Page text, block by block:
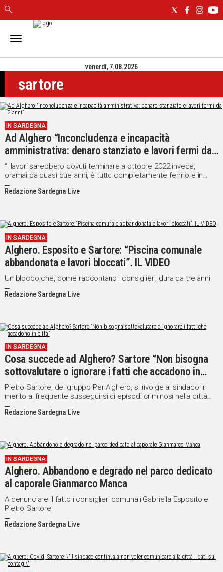
IN
CAGLIARI
SASSARI
NUORO
ORISTANO
SULCIS
GALLURA
OGLIASTRA
CAMPIDANO
POLITICA
IN
ITALIA
NEL
MONDO
SPORT
EVENTI
VIDEO
Vai
UNISCITI
Social
venerdì, 7.08.2026
sartore
IN SARDEGNA
Ad Alghero “Inconcludenza e incapacità
amministrativa: denaro stanziato e lavori fermi da
2 anni”
“I lavori sarebbero dovuti terminare a ottobre 2022 invece,
oramai da quasi due anni, è tutto completamente fermo e in
abbandono.”
Redazione Sardegna Live
IN SARDEGNA
Alghero. Esposito e Sartore: “Piscina comunale
abbandonata e lavori bloccati”. IL VIDEO
Un blocco che, come raccontano i consiglieri, dura da tre anni
Redazione Sardegna Live
IN SARDEGNA
Cosa succede ad Alghero? Sartore “Non bisogna
sottovalutare o ignorare i fatti che accadono in
città”
Pietro Sartore, del gruppo Per Alghero, si rivolge al sindaco in
merito al frequente susseguirsi di episodi criminosi nella città
catalana
Redazione Sardegna Live
IN SARDEGNA
Alghero. Abbandono e degrado nel parco dedicato
al caporale Gianmarco Manca
A denunciare il fatto i consiglieri comunali Gabriella Esposito e
Pietro Sartore
Redazione Sardegna Live